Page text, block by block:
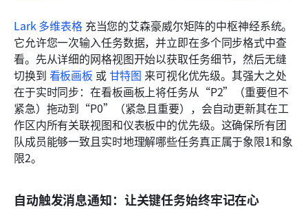
Lark 多维表格 充当您的艾森豪威尔矩阵的中枢神经系统。
它允许您一次输入任务数据，并立即在多个同步格式中查
看。先从详细的网格视图开始以获取任务细节，然后无缝
切换到 看板画板 或 甘特图 来可视化优先级。其强大之处
在于实时同步：在看板画板上将任务从“P2”（重要但不
紧急）拖动到“P0”（紧急且重要），会自动更新其在工
作区内所有关联视图和仪表板中的优先级。这确保所有团
队成员能够一致且实时地理解哪些任务真正属于象限1和象
限2。
自动触发消息通知：让关键任务始终牢记在心